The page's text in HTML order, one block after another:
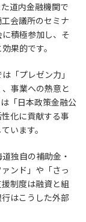
道内金融機関で
会議所のセミナ
積極参加し、そ
果的です。
「プレゼン力」
事業への熱意と
「日本政策金融公
化に貢献する事
います。
独自の補助金・
ンド」や「さっ
制度は融資と組
はこうした外部